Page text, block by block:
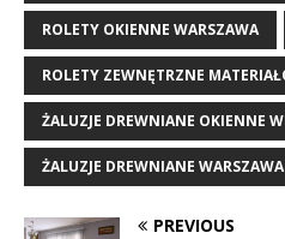
ROLETY OKIENNE WARSZAWA
ROLETY ZEWNĘTRZNE
ŻALUZJE DREWNIANE OKIENNE
ŻALUZJE DREWNIANE WARSZAWA
PREVIOUS